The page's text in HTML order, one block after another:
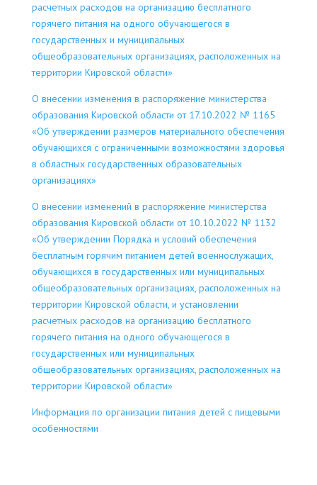
расчетных расходов на организацию бесплатного
горячего питания на одного обучающегося в
государственных и муниципальных
общеобразовательных организациях, расположенных на
территории Кировской области»
О внесении изменения в распоряжение министерства
образования Кировской области от 17.10.2022 № 1165
«Об утверждении размеров материального обеспечения
обучающихся с ограниченными возможностями здоровья
в областных государственных образовательных
организациях»
О внесении изменений в распоряжение министерства
образования Кировской области от 10.10.2022 № 1132
«Об утверждении Порядка и условий обеспечения
бесплатным горячим питанием детей военнослужащих,
обучающихся в государственных или муниципальных
общеобразовательных организациях, расположенных на
территории Кировской области, и установлении
расчетных расходов на организацию бесплатного
горячего питания на одного обучающегося в
государственных или муниципальных
общеобразовательных организациях, расположенных на
территории Кировской области»
Информация по организации питания детей с пищевыми
особенностями